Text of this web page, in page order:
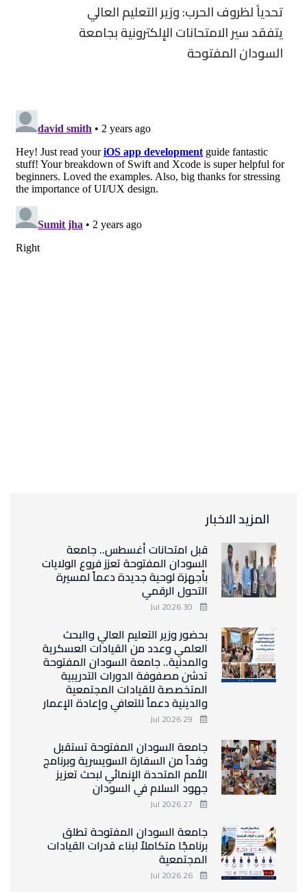
تحدياً لظروف الحرب: وزير التعليم العالي
يتفقد سير الامتحانات الإلكترونية بجامعة
السودان المفتوحة
المزيد الاخبار
قبل امتحانات أغسطس.. جامعة
السودان المفتوحة تعزز فروع الولايات
بأجهزة لوحية جديدة دعماً لمسيرة
التحول الرقمي
بحضور وزير التعليم العالي والبحث
العلمي وعدد من القيادات العسكرية
والمدنية.. جامعة السودان المفتوحة
تدشن مصفوفة الدورات التدريبية
المتخصصة للقيادات المجتمعية
والدينية دعماً للتعافي وإعادة الإعمار
جامعة السودان المفتوحة تستقبل
وفداً من السفارة السويسرية وبرنامج
الأمم المتحدة الإنمائي لبحث تعزيز
جهود السلام في السودان
جامعة السودان المفتوحة تطلق
برنامجًا متكاملاً لبناء قدرات القيادات
المجتمعية